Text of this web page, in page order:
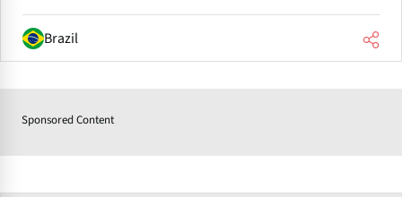
Brazil
Sponsored Content